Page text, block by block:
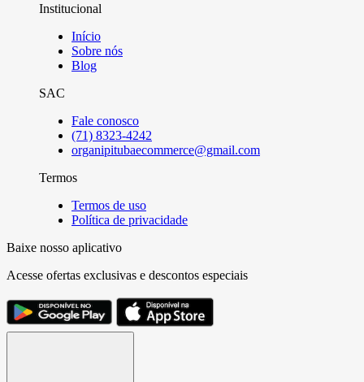
Institucional
Início
Sobre nós
Blog
SAC
Fale conosco
(71) 8323-4242
organipitubaecommerce@gmail.com
Termos
Termos de uso
Política de privacidade
Baixe nosso aplicativo
Acesse ofertas exclusivas e descontos especiais